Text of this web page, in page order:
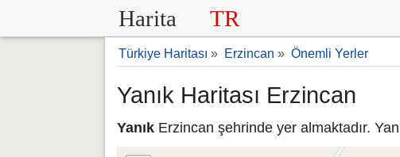
Harita TR
Türkiye Haritası » Erzincan » Önemli Yerler
Yanık Haritası Erzincan
Yanık Erzincan şehrinde yer almaktadır.